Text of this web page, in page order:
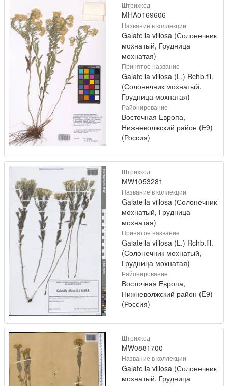
Штрихкод
MHA0169606
Название в коллекции
Galatella villosa (Солонечник
мохнатый, Грудница
мохнатая)
Принятое название
Galatella villosa (L.) Rchb.fil.
(Солонечник мохнатый,
Грудница мохнатая)
Районирование
Восточная Европа,
Нижневолжский район (E9)
(Россия)
Штрихкод
MW1053281
Название в коллекции
Galatella villosa (Солонечник
мохнатый, Грудница
мохнатая)
Принятое название
Galatella villosa (L.) Rchb.fil.
(Солонечник мохнатый,
Грудница мохнатая)
Районирование
Восточная Европа,
Нижневолжский район (E9)
(Россия)
Штрихкод
MW0881700
Название в коллекции
Galatella villosa (Солонечник
мохнатый, Грудница